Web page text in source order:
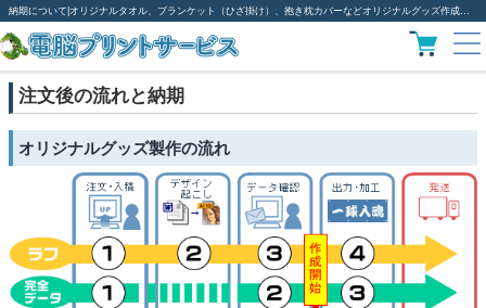
納期について|オリジナルタオル、ブランケット（ひざ掛け）、抱き枕カバーなどオリジナルグッズ作成は電脳プリント
注文後の流れと納期
オリジナルグッズ製作の流れ